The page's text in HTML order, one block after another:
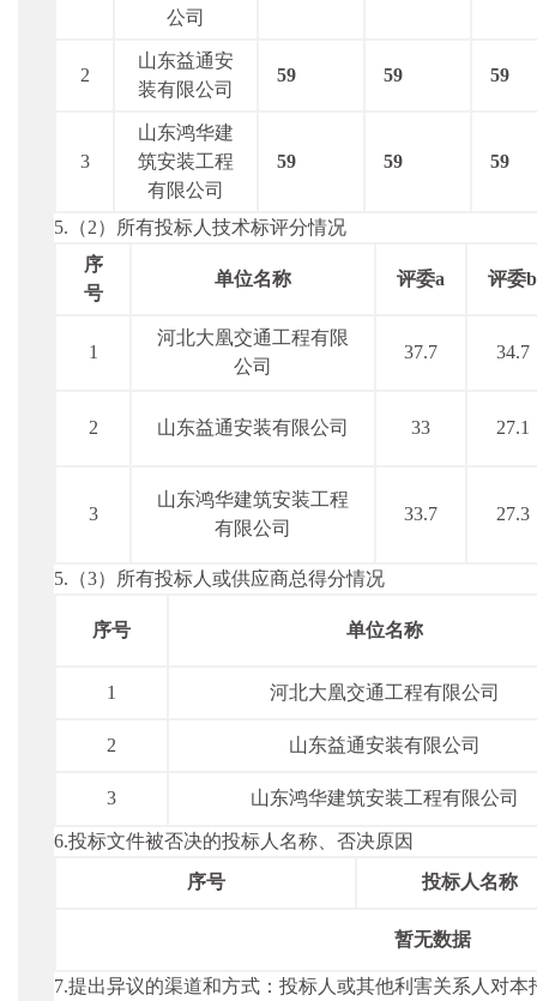
公司
2
山东益通安
装有限公司
59 59 59
3
山东鸿华建
筑安装工程
有限公司
59 59 59
5.（2）所有投标人技术标评分情况
序
号
单位名称 评委a 评委b
1
河北大凰交通工程有限
公司
37.7 34.7
2 山东益通安装有限公司 33 27.1
3
山东鸿华建筑安装工程
有限公司
33.7 27.3
5.（3）所有投标人或供应商总得分情况
序号 单位名称
1 河北大凰交通工程有限公司
2 山东益通安装有限公司
3 山东鸿华建筑安装工程有限公司
6.投标文件被否决的投标人名称、否决原因
序号
投标人名称
暂无数据
7.提出异议的渠道和方式：投标人或其他利害关系人对